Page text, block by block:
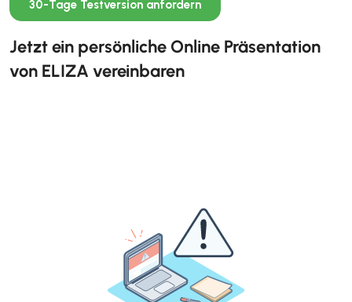
Jetzt ein persönliche Online Präsentation
von ELIZA vereinbaren